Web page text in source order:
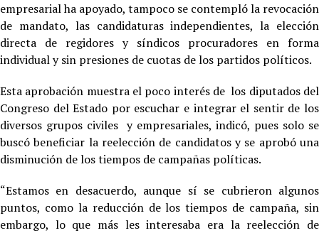
empresarial ha apoyado, tampoco se contempló la revocación
de mandato, las candidaturas independientes, la elección
directa de regidores y síndicos procuradores en forma
individual y sin presiones de cuotas de los partidos políticos.
Esta aprobación muestra el poco interés de los diputados del
Congreso del Estado por escuchar e integrar el sentir de los
diversos grupos civiles y empresariales, indicó, pues solo se
buscó beneficiar la reelección de candidatos y se aprobó una
disminución de los tiempos de campañas políticas.
“Estamos en desacuerdo, aunque sí se cubrieron algunos
puntos, como la reducción de los tiempos de campaña, sin
embargo, lo que más les interesaba era la reelección de